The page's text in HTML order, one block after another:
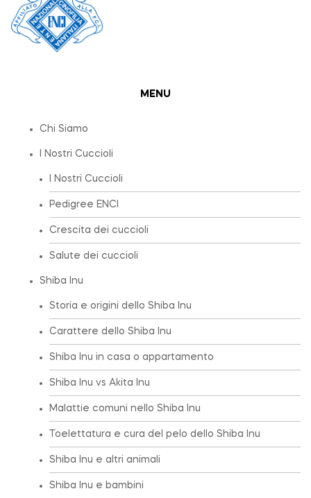
MENU
Chi Siamo
I Nostri Cuccioli
I Nostri Cuccioli
Pedigree ENCI
Crescita dei cuccioli
Salute dei cuccioli
Shiba Inu
Storia e origini dello Shiba Inu
Carattere dello Shiba Inu
Shiba Inu in casa o appartamento
Shiba Inu vs Akita Inu
Malattie comuni nello Shiba Inu
Toelettatura e cura del pelo dello Shiba Inu
Shiba Inu e altri animali
Shiba Inu e bambini